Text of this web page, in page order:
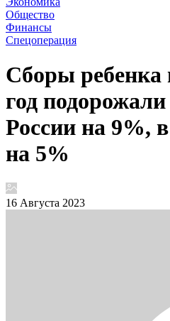
Общество
Финансы
Спецоперация
Сборы ребенка
год
России на 9%,
на 5%
16 Августа 2023